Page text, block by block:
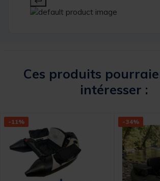
Ces produits
intéresser :
-11% -34%